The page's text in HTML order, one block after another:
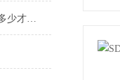
日常化妆品PH值酸碱度是多少才能放心使用一览表